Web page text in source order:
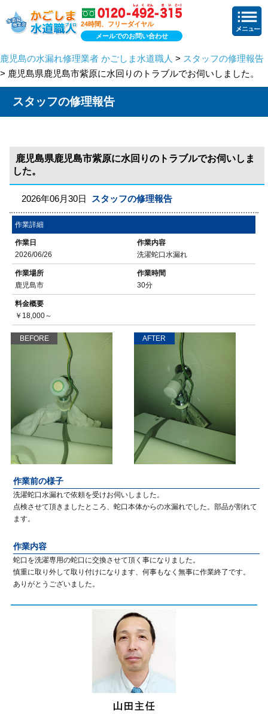
24時間、フリーダイヤル
メールでのお問い合わせ
鹿児島の水漏れ修理業者 かごしま水道職人 > スタッフの修理報告
> 鹿児島県鹿児島市紫原に水回りのトラブルでお伺いしました。
スタッフの修理報告
鹿児島県鹿児島市紫原に水回りのトラブルでお伺いしま
した。
2026年06月30日 スタッフの修理報告
作業詳細
作業日
2026/06/26
作業内容
洗濯蛇口水漏れ
作業場所
鹿児島市
作業時間
30分
料金概要
￥18,000～
BEFORE AFTER
作業前の様子
洗濯蛇口水漏れで依頼を受けお伺いしました。
点検させて頂きましたところ、蛇口本体からの水漏れでした。部品が割れて
ます。
作業内容
蛇口を洗濯専用の蛇口に交換させて頂く事になりました。
慎重に取り外して取り付けになります、何事もなく無事に作業終了です。
ありがとうございました。